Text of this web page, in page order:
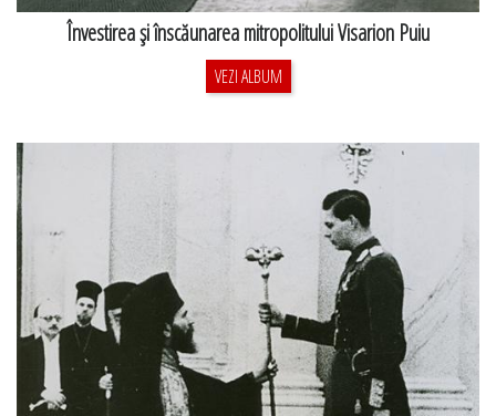
Învestirea şi înscăunarea mitropolitului Visarion Puiu
VEZI ALBUM